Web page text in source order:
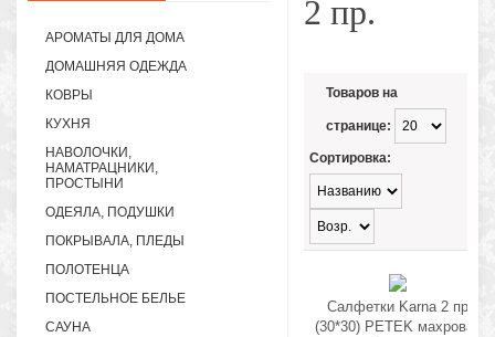
АРОМАТЫ ДЛЯ ДОМА
ДОМАШНЯЯ ОДЕЖДА
КОВРЫ
КУХНЯ
НАВОЛОЧКИ,
НАМАТРАЦНИКИ,
ПРОСТЫНИ
ОДЕЯЛА, ПОДУШКИ
ПОКРЫВАЛА, ПЛЕДЫ
ПОЛОТЕНЦА
ПОСТЕЛЬНОЕ БЕЛЬЕ
САУНА
2 пр.
Товаров на
странице:
Сортировка:
Салфетки Karna 2 пр
(30*30) PETEK махровая